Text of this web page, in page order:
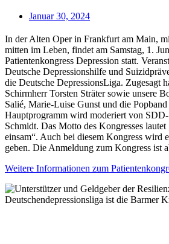
Januar 30, 2024
In der Alten Oper in Frankfurt am Main,
mitten im Leben, findet am Samstag, 1.
Patientenkongress Depression statt.
Deutsche Depressionshilfe und
die Deutsche DepressionsLiga. Zugesagt
Schirmherr Torsten Sträter sowie unsere
Salié, Marie-Luise Gunst und die
Hauptprogramm wird moderiert von
Schmidt. Das Motto des Kongresses lautet
einsam“. Auch bei diesem Kongress wird
geben. Die Anmeldung zum Kongress ist
Weitere Informationen zum